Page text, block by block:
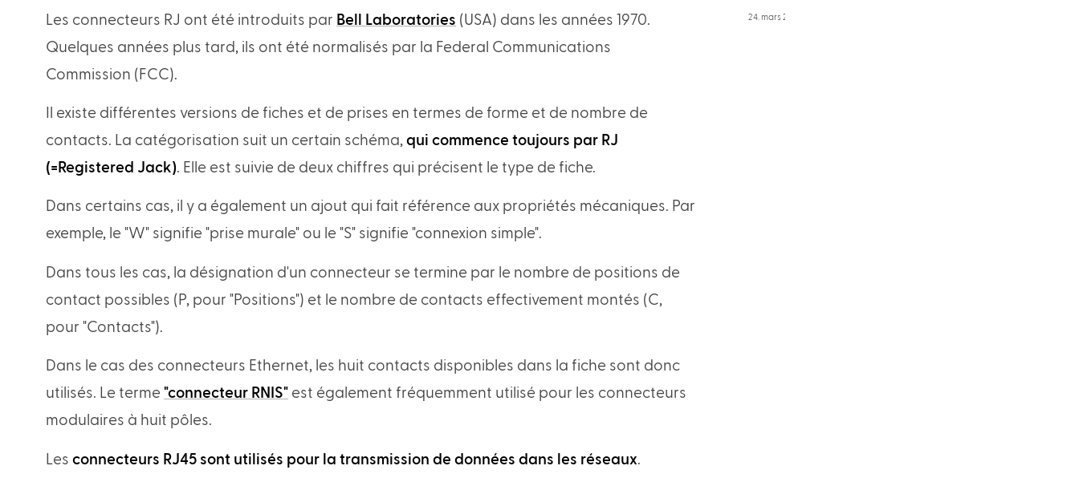
Les connecteurs RJ ont été introduits par Bell Laboratories (USA) dans les années 1970.
Quelques années plus tard, ils ont été normalisés par la Federal Communications
Commission (FCC).
Il existe différentes versions de fiches et de prises en termes de forme et de nombre de
contacts. La catégorisation suit un certain schéma, qui commence toujours par RJ
(=Registered Jack). Elle est suivie de deux chiffres qui précisent le type de fiche.
Dans certains cas, il y a également un ajout qui fait référence aux propriétés mécaniques. Par
exemple, le "W" signifie "prise murale" ou le "S" signifie "connexion simple".
Dans tous les cas, la désignation d'un connecteur se termine par le nombre de positions de
contact possibles (P, pour "Positions") et le nombre de contacts effectivement montés (C,
pour "Contacts").
Dans le cas des connecteurs Ethernet, les huit contacts disponibles dans la fiche sont donc
utilisés. Le terme "connecteur RNIS" est également fréquemment utilisé pour les connecteurs
modulaires à huit pôles.
Les connecteurs RJ45 sont utilisés pour la transmission de données dans les réseaux.
24. mars 2021